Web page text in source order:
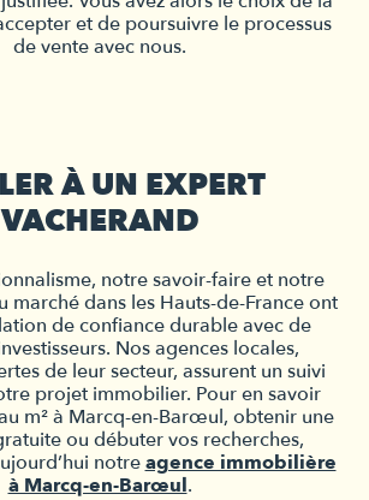
et de poursuivre le processus
de vente avec nous.
À UN EXPERT
VACHERAND
notre savoir-faire et notre
marché dans les Hauts-de-France ont
de confiance durable avec de
Nos agences locales,
de leur secteur, assurent un suivi
projet immobilier. Pour en savoir
m² à Marcq-en-Barœul, obtenir une
ou débuter vos recherches,
notreagence immobilière
à Marcq-en-Barœul.